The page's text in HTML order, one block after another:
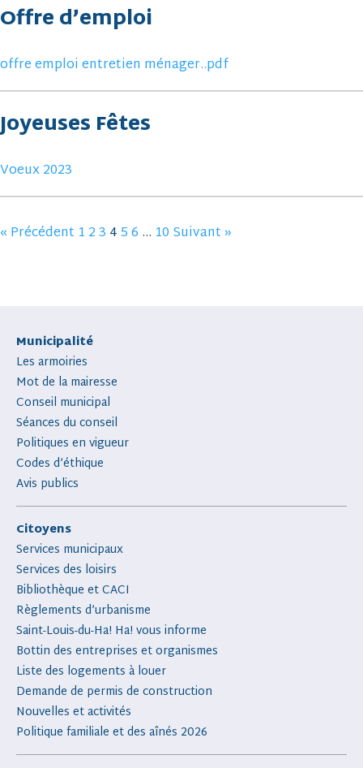
Offre d’emploi
offre emploi entretien ménager..pdf
Joyeuses Fêtes
Voeux 2023
« Précédent 1 23 456 … 10 Suivant »
Municipalité
Les armoiries
Mot de la mairesse
Conseil municipal
Séances du conseil
Politiques en vigueur
Codes d’éthique
Avis publics
Citoyens
Services municipaux
Services des loisirs
Bibliothèque et CACI
Règlements d’urbanisme
Saint-Louis-du-Ha! Ha! vous informe
Bottin des entreprises et organismes
Liste des logements à louer
Demande de permis de construction
Nouvelles et activités
Politique familiale et des aînés 2026